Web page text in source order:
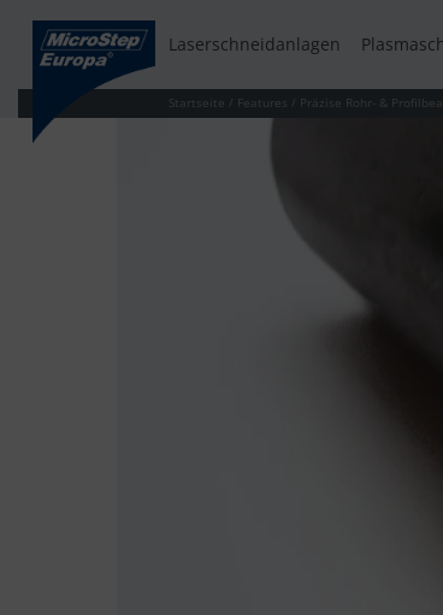
Laserschneidanlagen
Startseite / Features / Präzise Rohr- &